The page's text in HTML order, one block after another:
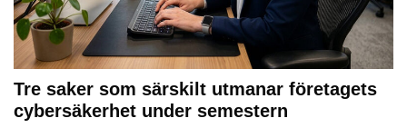
Tre saker som särskilt utmanar företagets
cybersäkerhet under semestern